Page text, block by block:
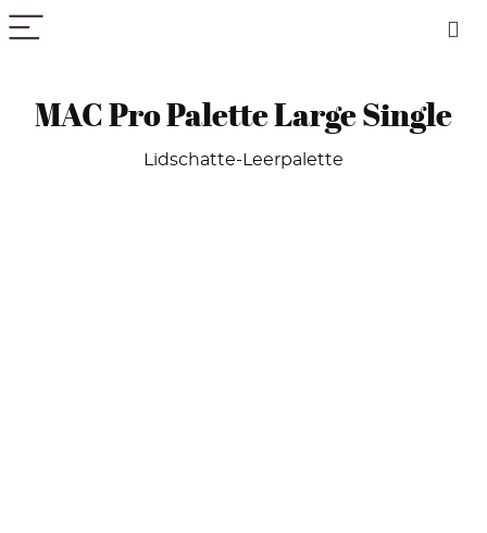
MAC Pro Palette Large Single
Lidschatte-Leerpalette